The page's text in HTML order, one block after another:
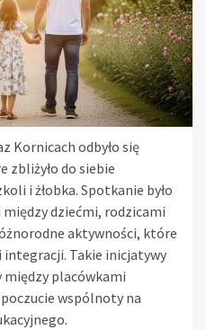
Kornicach odbyło się
zbliżyło do siebie
i żłobka. Spotkanie było
dziećmi, rodzicami
aktywności, które
integracji. Takie inicjatywy
między placówkami
wspólnoty na